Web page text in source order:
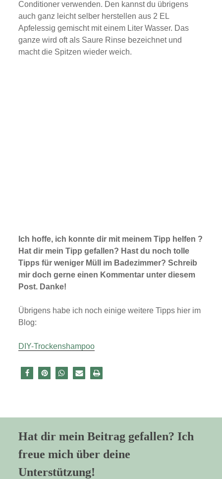
u
b
e
M
e
b
m
m
t
Conditioner verwenden. Den kannst du übrigens
auch ganz leicht selber herstellen aus 2 EL
Apfelessig gemischt mit einem Liter Wasser. Das
ganze wird oft als Saure Rinse bezeichnet und
macht die Spitzen wieder weich.
Ich hoffe, ich konnte dir mit meinem Tipp helfen ?
Hat dir mein Tipp gefallen? Hast du noch tolle
Tipps für weniger Müll im Badezimmer? Schreib
mir doch gerne einen Kommentar unter diesem
Post. Danke!
Übrigens habe ich noch einige weitere Tipps hier im
Blog:
DIY-Trockenshampoo
Hat dir mein Beitrag gefallen? Ich
freue mich über deine
Unterstützung!